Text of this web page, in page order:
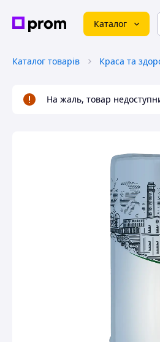
Каталог
Каталог товарів Краса та
На жаль, товар